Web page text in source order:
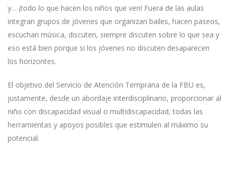
y… ¡todo lo que hacen los niños que ven! Fuera de las aulas
integran grupos de jóvenes que organizan bailes, hacen paseos,
escuchan música, discuten, siempre discuten sobre lo que sea y
eso está bien porque si los jóvenes no discuten desaparecen
los horizontes.
El objetivo del Servicio de Atención Temprana de la FBU es,
justamente, desde un abordaje interdisciplinario, proporcionar al
niño con discapacidad visual o multidiscapacidad, todas las
herramientas y apoyos posibles que estimulen al máximo su
potencial.